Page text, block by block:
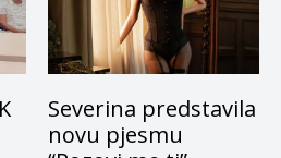
Severina predstavila
novu pjesmu